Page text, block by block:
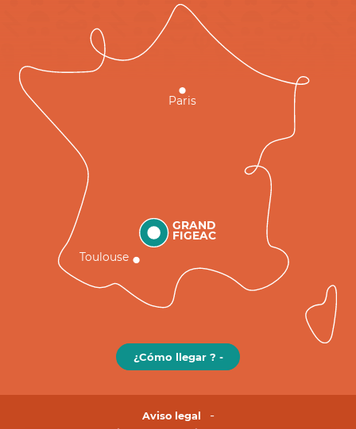
GRAND
FIGEAC
Toulouse
Paris
¿Cómo llegar ? -
Aviso legal